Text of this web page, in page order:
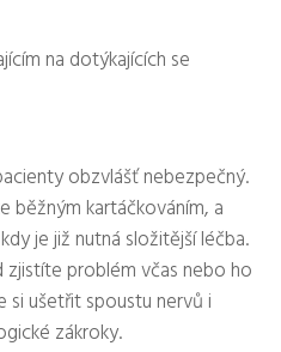
na dotýkajících se
obzvlášť nebezpečný.
běžným kartáčkováním, a
je již nutná složitější léčba.
problém včas nebo ho
ušetřit spoustu nervů i
zákroky.